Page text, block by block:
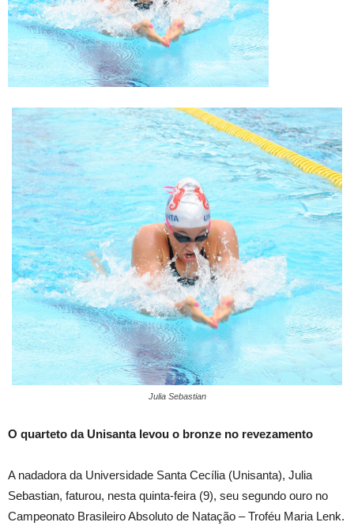
Julia Sebastian
O quarteto da Unisanta levou o bronze no revezamento
A nadadora da Universidade Santa Cecília (Unisanta), Julia
Sebastian, faturou, nesta quinta-feira (9), seu segundo ouro no
Campeonato Brasileiro Absoluto de Natação – Troféu Maria Lenk.